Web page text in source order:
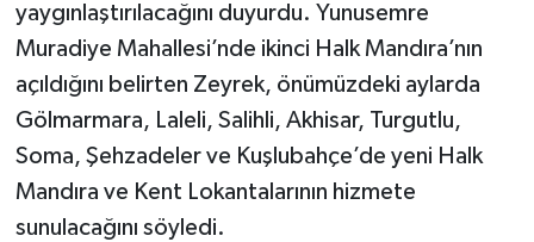
yaygınlaştırılacağını duyurdu. Yunusemre
Muradiye Mahallesi’nde ikinci Halk Mandıra’nın
açıldığını belirten Zeyrek, önümüzdeki aylarda
Gölmarmara, Laleli, Salihli, Akhisar, Turgutlu,
Soma, Şehzadeler ve Kuşlubahçe’de yeni Halk
Mandıra ve Kent Lokantalarının hizmete
sunulacağını söyledi.